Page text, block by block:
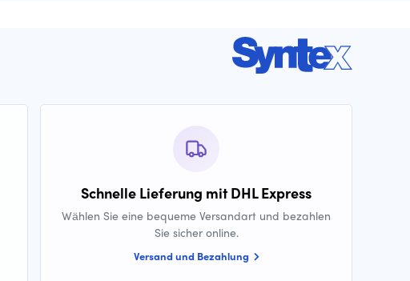
Schnelle Lieferung mit DHL Express
Wählen Sie eine bequeme Versandart und bezahlen
Sie sicher online.
Versand und Bezahlung